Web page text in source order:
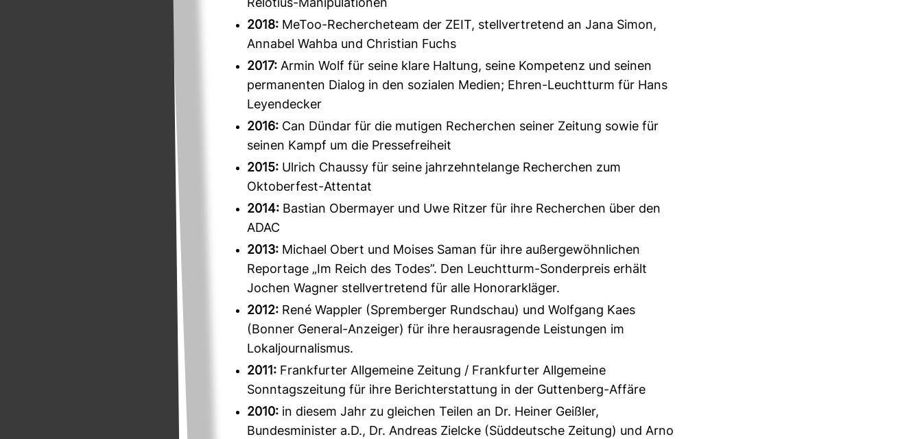
Relotius-Manipulationen
2018: MeToo-Rechercheteam der ZEIT, stellvertretend an Jana Simon,
Annabel Wahba und Christian Fuchs
2017: Armin Wolf für seine klare Haltung, seine Kompetenz und seinen
permanenten Dialog in den sozialen Medien; Ehren-Leuchtturm für Hans
Leyendecker
2016: Can Dündar für die mutigen Recherchen seiner Zeitung sowie für
seinen Kampf um die Pressefreiheit
2015: Ulrich Chaussy für seine jahrzehntelange Recherchen zum
Oktoberfest-Attentat
2014: Bastian Obermayer und Uwe Ritzer für ihre Recherchen über den
ADAC
2013: Michael Obert und Moises Saman für ihre außergewöhnlichen
Reportage „Im Reich des Todes”. Den Leuchtturm-Sonderpreis erhält
Jochen Wagner stellvertretend für alle Honorarkläger.
2012: René Wappler (Spremberger Rundschau) und Wolfgang Kaes
(Bonner General-Anzeiger) für ihre herausragende Leistungen im
Lokaljournalismus.
2011: Frankfurter Allgemeine Zeitung / Frankfurter Allgemeine
Sonntagszeitung für ihre Berichterstattung in der Guttenberg-Affäre
2010: in diesem Jahr zu gleichen Teilen an Dr. Heiner Geißler,
Bundesminister a.D., Dr. Andreas Zielcke (Süddeutsche Zeitung) und Arno